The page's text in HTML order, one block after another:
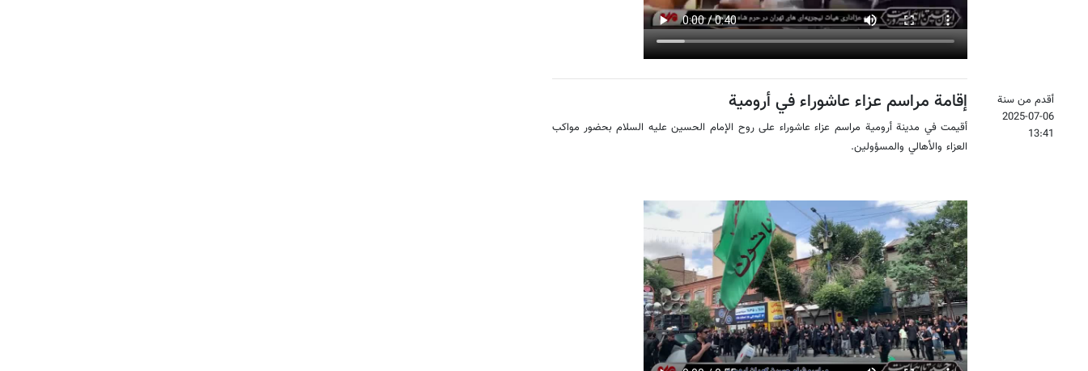
أقدم من سنة
2025-07-06
13:41
إقامة مراسم عزاء عاشوراء في أرومية
أقيمت في مدينة أرومية مراسم عزاء عاشوراء على روح الإمام الحسين عليه السلام بحضور مواكب
العزاء والأهالي والمسؤولين.